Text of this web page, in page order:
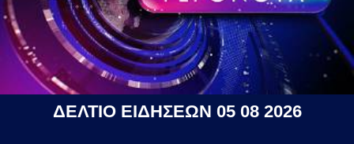
ΔΕΛΤΙΟ ΕΙΔΗΣΕΩΝ 05 08 2026